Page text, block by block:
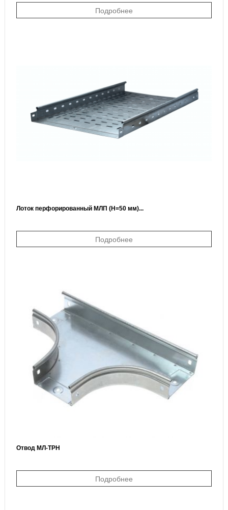
Подробнее
Лоток перфорированный МЛП (H=50 мм)...
Подробнее
Отвод МЛ-ТРН
Подробнее